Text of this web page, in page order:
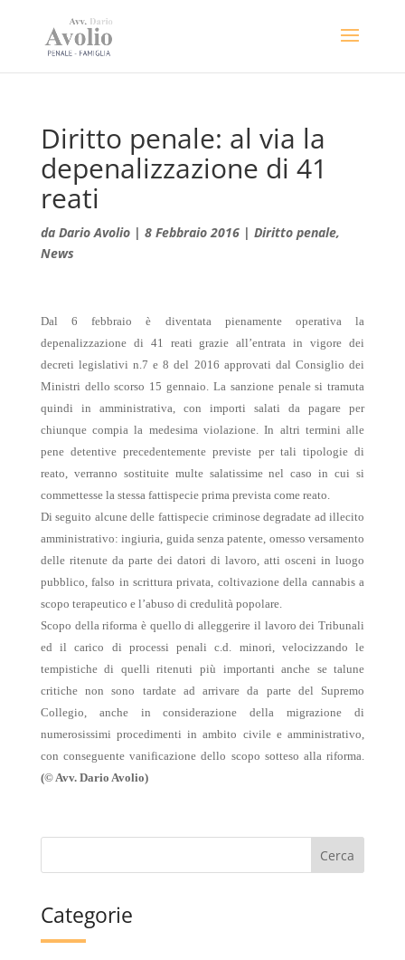
Diritto penale: al via la
depenalizzazione di 41
reati
da Dario Avolio| 8 Febbraio 2016| Diritto penale,
News
Dal 6 febbraio è diventata pienamente operativa la
depenalizzazione di 41 reati grazie all’entrata in vigore dei
decreti legislativi n.7 e 8 del 2016 approvati dal Consiglio dei
Ministri dello scorso 15 gennaio. La sanzione penale si tramuta
quindi in amministrativa, con importi salati da pagare per
chiunque compia la medesima violazione. In altri termini alle
pene detentive precedentemente previste per tali tipologie di
reato, verranno sostituite multe salatissime nel caso in cui si
commettesse la stessa fattispecie prima prevista come reato.
Di seguito alcune delle fattispecie criminose degradate ad illecito
amministrativo: ingiuria, guida senza patente, omesso versamento
delle ritenute da parte dei datori di lavoro, atti osceni in luogo
pubblico, falso in scrittura privata, coltivazione della cannabis a
scopo terapeutico e l’abuso di credulità popolare.
Scopo della riforma è quello di alleggerire il lavoro dei Tribunali
ed il carico di processi penali c.d. minori, velocizzando le
tempistiche di quelli ritenuti più importanti anche se talune
critiche non sono tardate ad arrivare da parte del Supremo
Collegio, anche in considerazione della migrazione di
numerosissimi procedimenti in ambito civile e amministrativo,
con conseguente vanificazione dello scopo sotteso alla riforma.
(© Avv. Dario Avolio)
Categorie